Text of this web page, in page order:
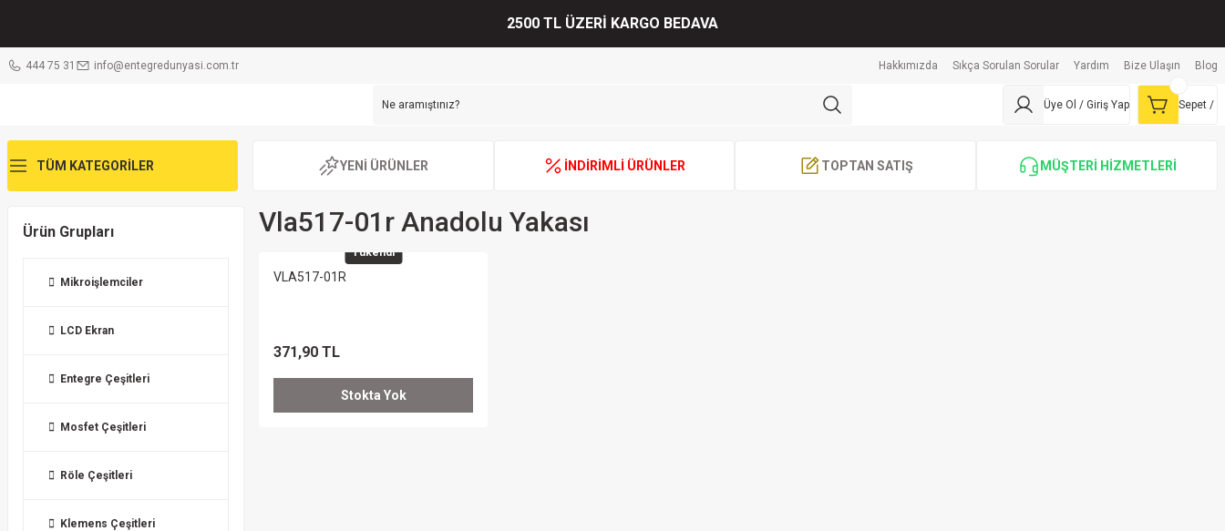
2500 TL ÜZERİ KARGO BEDAVA
444 75 31 info@entegredunyasi.com.tr Hakkımızda Sıkça Sorulan Sorular Yardım Bize Ulaşın Blog
Üye Ol / Giriş Yap Sepet /
TÜM KATEGORİLER YENİ ÜRÜNLER İNDİRİMLİ ÜRÜNLER TOPTAN SATIŞ MÜŞTERİ HİZMETLERİ
Ürün Grupları
Mikroişlemciler
LCD Ekran
Entegre Çeşitleri
Mosfet Çeşitleri
Röle Çeşitleri
Klemens Çeşitleri
Vla517-01r Anadolu Yakası
Tükendi
VLA517-01R
371,90 TL
Stokta Yok